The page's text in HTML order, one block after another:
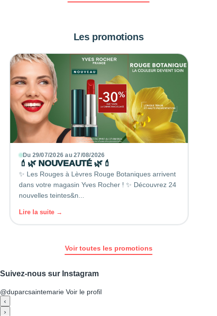
Les promotions
Du 29/07/2026 au 27/08/2026
💄🌿 NOUVEAUTÉ 🌿💄
✨ Les Rouges à Lèvres Rouge Botaniques arrivent
dans votre magasin Yves Rocher ! ✨ Découvrez 24
nouvelles teintes&n...
Lire la suite →
Voir toutes les promotions
Suivez-nous sur Instagram
@duparcsaintemarie Voir le profil
‹
›